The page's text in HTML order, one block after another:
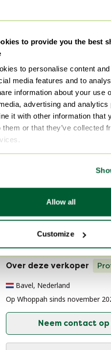
to provide you the best
to personalise content
media features and to
information about your use
advertising and analytics
it with other information that
them or that they’ve collected
Allow all
Customize
Hoogte
107 cm
Diepte
107 cm
Verkopersinformatie
Over deze verkoper
Bavel, Nederland
Op Whoppah sinds november
Neem contact